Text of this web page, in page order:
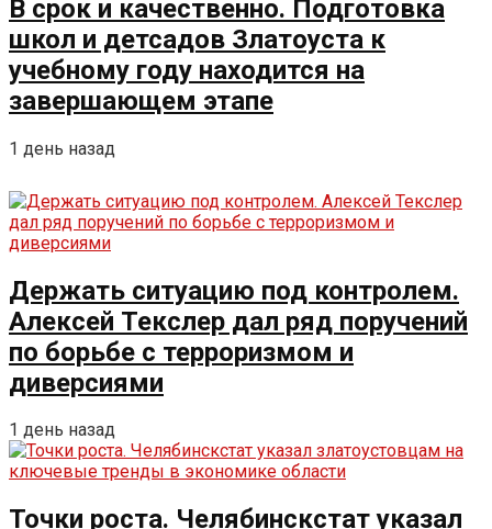
В срок и качественно. Подготовка
школ и детсадов Златоуста к
учебному году находится на
завершающем этапе
1 день назад
Держать ситуацию под контролем.
Алексей Текслер дал ряд поручений
по борьбе с терроризмом и
диверсиями
1 день назад
Точки роста. Челябинскстат указал